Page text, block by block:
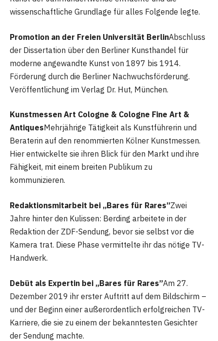
wissenschaftliche Grundlage für alles Folgende legte.
Promotion an der Freien Universität BerlinAbschluss
der Dissertation über den Berliner Kunsthandel für
moderne angewandte Kunst von 1897 bis 1914.
Förderung durch die Berliner Nachwuchsförderung.
Veröffentlichung im Verlag Dr. Hut, München.
Kunstmessen Art Cologne & Cologne Fine Art &
AntiquesMehrjährige Tätigkeit als Kunstführerin und
Beraterin auf den renommierten Kölner Kunstmessen.
Hier entwickelte sie ihren Blick für den Markt und ihre
Fähigkeit, mit einem breiten Publikum zu
kommunizieren.
Redaktionsmitarbeit bei „Bares für Rares”Zwei
Jahre hinter den Kulissen: Berding arbeitete in der
Redaktion der ZDF-Sendung, bevor sie selbst vor die
Kamera trat. Diese Phase vermittelte ihr das nötige TV-
Handwerk.
Debüt als Expertin bei „Bares für Rares”Am 27.
Dezember 2019 ihr erster Auftritt auf dem Bildschirm –
und der Beginn einer außerordentlich erfolgreichen TV-
Karriere, die sie zu einem der bekanntesten Gesichter
der Sendung machte.